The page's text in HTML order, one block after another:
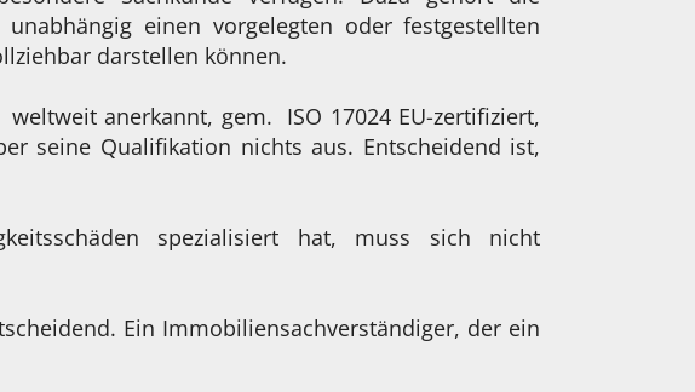
einen vorgelegten oder festgestellten
darstellen können.
anerkannt, gem. ISO 17024 EU-zertifiziert,
seine Qualifikation nichts aus. Entscheidend ist,
spezialisiert hat, muss sich nicht
Ein Immobiliensachverständiger, der ein